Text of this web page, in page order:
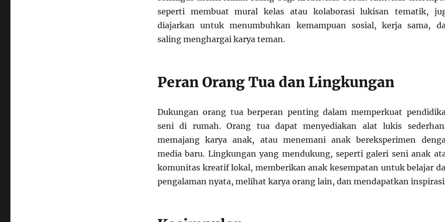
seperti membuat mural kelas atau kolaborasi lukisan tematik,
diajarkan untuk menumbuhkan kemampuan sosial, kerja sama,
saling menghargai karya teman.
Peran Orang Tua dan Lingkungan
Dukungan orang tua berperan penting dalam memperkuat
seni di rumah. Orang tua dapat menyediakan alat lukis
memajang karya anak, atau menemani anak bereksperimen
media baru. Lingkungan yang mendukung, seperti galeri seni anak
komunitas kreatif lokal, memberikan anak kesempatan untuk belajar
pengalaman nyata, melihat karya orang lain, dan mendapatkan